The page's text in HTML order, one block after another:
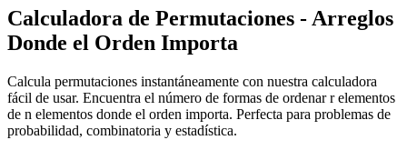
Calculadora de Permutaciones - Arreglos
Donde el Orden Importa
Calcula permutaciones instantáneamente con nuestra calculadora
fácil de usar. Encuentra el número de formas de ordenar r elementos
de n elementos donde el orden importa. Perfecta para problemas de
probabilidad, combinatoria y estadística.